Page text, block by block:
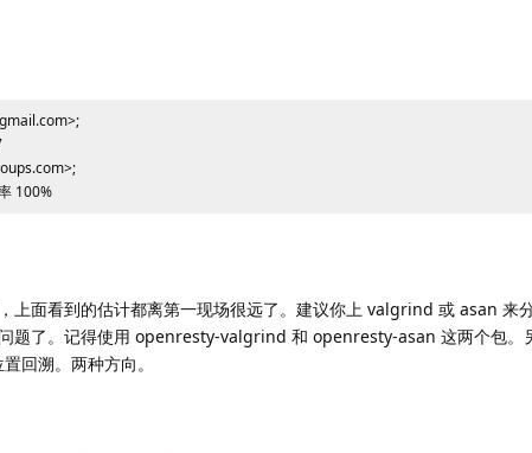
100%
上面看到的估计都离第一现场很远了。建议你上 valgrind 或 asan 来
题了。记得使用 openresty-valgrind 和 openresty-asan 这两个包。
回溯。两种方向。